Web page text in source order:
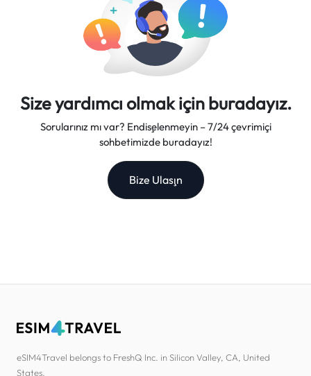
Size yardımcı olmak için buradayız.
Sorularınız mı var? Endişelenmeyin – 7/24 çevrimiçi
sohbetimizde buradayız!
Bize Ulaşın
eSIM4Travel belongs to FreshQ Inc. in Silicon Valley, CA, United
States.